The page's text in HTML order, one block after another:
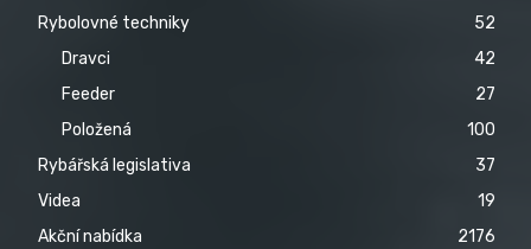
Rybolovné techniky
52
Dravci
42
Feeder
27
Položená
100
Rybářská legislativa
37
Videa
19
Akční nabídka
2176